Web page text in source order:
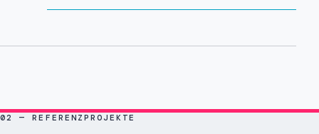
02 — REFERENZPROJEKTE